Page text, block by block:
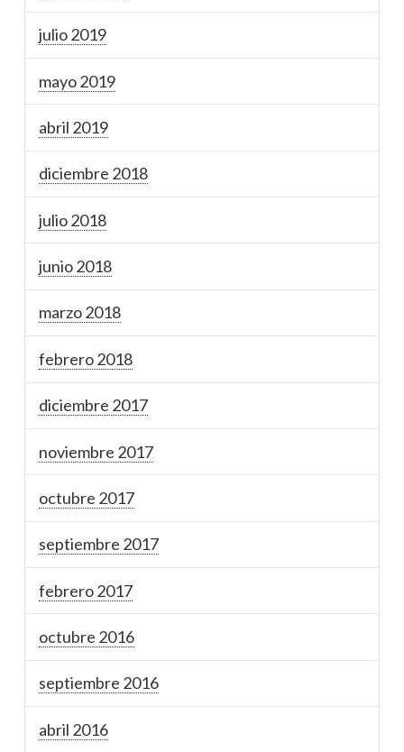
julio 2019
mayo 2019
abril 2019
diciembre 2018
julio 2018
junio 2018
marzo 2018
febrero 2018
diciembre 2017
noviembre 2017
octubre 2017
septiembre 2017
febrero 2017
octubre 2016
septiembre 2016
abril 2016